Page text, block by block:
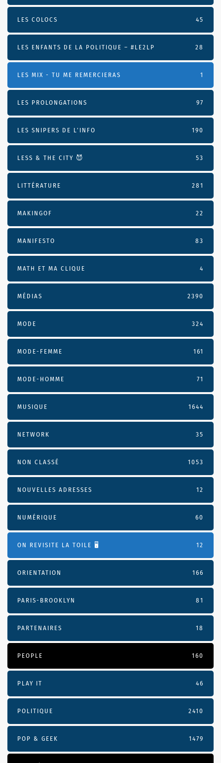
LES COLOCS 45
LES ENFANTS DE LA POLITIQUE – #LE2LP 28
LES MIX - TU ME REMERCIERAS 1
LES PROLONGATIONS 97
LES SNIPERS DE L’INFO 190
LESS & THE CITY 😈 53
LITTÉRATURE 281
MAKINGOF 22
MANIFESTO 83
MATH ET MA CLIQUE 4
MÉDIAS 2390
MODE 324
MODE-FEMME 161
MODE-HOMME 71
MUSIQUE 1644
NETWORK 35
NON CLASSÉ 1053
NOUVELLES ADRESSES 12
NUMÉRIQUE 60
ON REVISITE LA TOILE 🖥️ 12
ORIENTATION 166
PARIS-BROOKLYN 81
PARTENAIRES 18
PEOPLE 160
PLAY IT 46
POLITIQUE 2410
POP & GEEK 1479